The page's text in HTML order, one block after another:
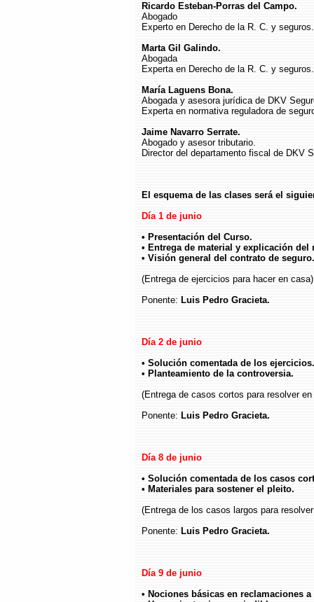
Ricardo Esteban-Porras del Campo.
Abogado
Experto en Derecho de la R. C. y seguros.
Marta Gil Galindo.
Abogada
Experta en Derecho de la R. C. y seguros.
María Laguens Bona.
Abogada y asesora jurídica de DKV
Experta en normativa reguladora de
Jaime Navarro Serrate.
Abogado y asesor tributario.
Director del departamento fiscal de DKV
El esquema de las clases será el
Día 1 de junio
• Presentación del Curso.
• Entrega de material y explicación del
• Visión general del contrato de seguro.
(Entrega de ejercicios para hacer en
Ponente: Luis Pedro Gracieta.
Día 2 de junio
• Solución comentada de los ejercicios.
• Planteamiento de la controversia.
(Entrega de casos cortos para resolver
Ponente: Luis Pedro Gracieta.
Día 8 de junio
• Solución comentada de los casos
• Materiales para sostener el pleito.
(Entrega de los casos largos para
Ponente: Luis Pedro Gracieta.
Día 9 de junio
• Nociones básicas en reclamaciones